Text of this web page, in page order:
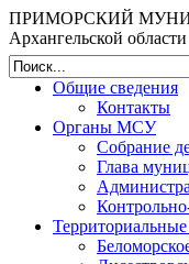
ПРИМОРСКИЙ
Архангельской области
Общие сведения
Контакты
Органы МСУ
Собрание
Глава